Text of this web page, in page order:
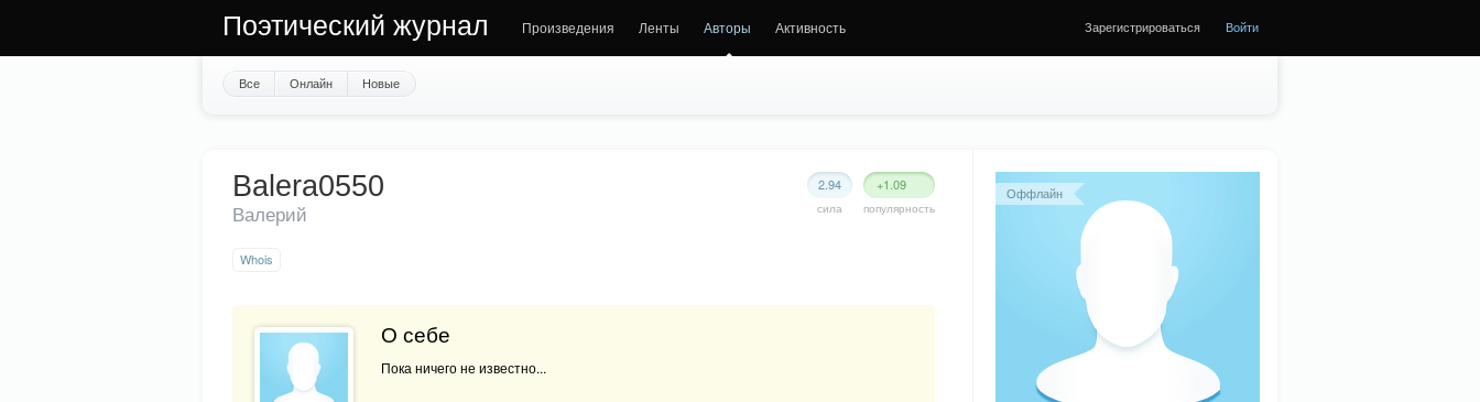
Поэтический журнал Произведения Ленты Авторы Активность Зарегистрироваться Войти
Все Онлайн Новые
Оффлайн
+1.09
популярность
2.94
сила
Balera0550
Валерий
Whois
О себе
Пока ничего не известно...